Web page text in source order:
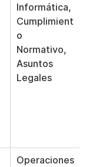
Informática,
Cumplimient
o
Normativo,
Asuntos
Legales
Operaciones